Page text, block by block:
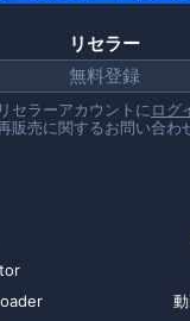
リセラー
無料登録
リセラーアカウントに ログ
販売に関するお問い合わ